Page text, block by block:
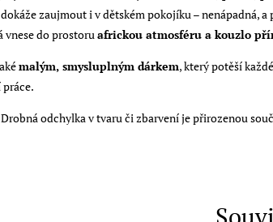
dokáže zaujmout i v dětském pokojíku – nenápadná,
vnese do prostoru africkou atmosféru a kouzlo
malým, smysluplným dárkem, který potěší
Drobná odchylka v tvaru či zbarvení je přirozenou